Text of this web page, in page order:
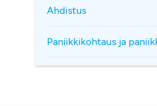
Ahdistus
Paniikkikohtaus ja